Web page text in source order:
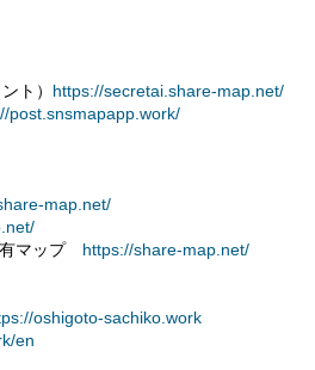
ト） https://secretai.share-map.net/
post.snsmapapp.work/
map.net/
有マップ https://share-map.net/
oshigoto-sachiko.work
en